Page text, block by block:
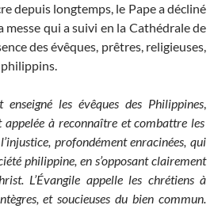
depuis longtemps, le Pape a décliné
messe qui a suivi en la Cathédrale de
des évêques, prêtres, religieuses,
enseigné les évêques des Philippines,
appelée à reconnaître et combattre les
profondément enracinées, qui
philippine, en s’opposant clairement
L’Évangile appelle les chrétiens à
et soucieuses du bien commun.